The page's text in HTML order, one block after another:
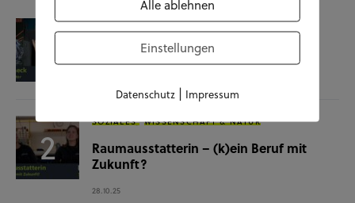
KUNST UND KULTUR SOZIALES
Film-Check “The Terminator”
SOZIALES WISSENSCHAFT & NATUR
Raumausstatterin – (k)ein Beruf mit
Zukunft?
28.10.25
Alle ablehnen
Einstellungen
Datenschutz| Impressum